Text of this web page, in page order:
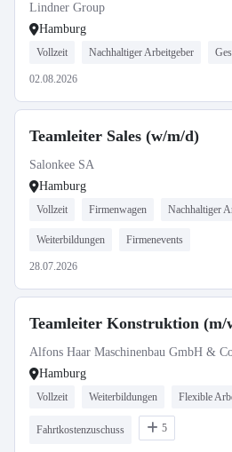
Lindner Group
Hamburg
Vollzeit Nachhaltiger Arbeitgeber
02.08.2026
Teamleiter Sales (w/m/d)
Salonkee SA
Hamburg
Vollzeit Firmenwagen Nachhaltiger
Weiterbildungen Firmenevents
28.07.2026
Teamleiter Konstruktion (m/
Alfons Haar Maschinenbau GmbH &
Hamburg
Vollzeit Weiterbildungen Flexible
Fahrtkostenzuschuss 5